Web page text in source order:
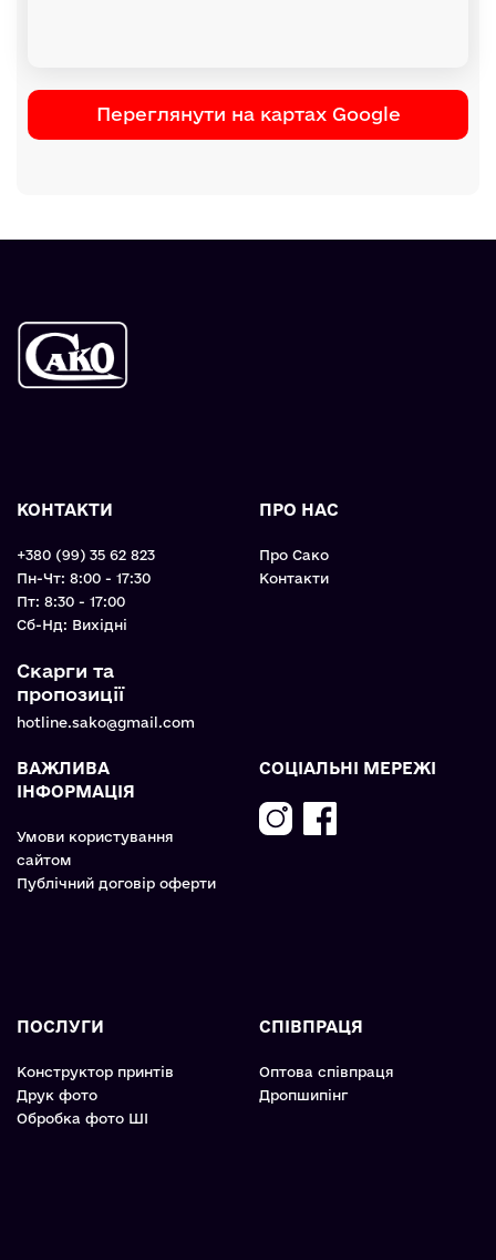
Переглянути на картах Google
КОНТАКТИ
+380 (99) 35 62 823
Пн-Чт: 8:00 - 17:30
Пт: 8:30 - 17:00
Cб-Нд: Вихідні
Скарги та
пропозиції
hotline.sako@gmail.com
ПРО НАС
Про Сако
Контакти
ВАЖЛИВА
ІНФОРМАЦІЯ
Умови користування
сайтом
Публічний договір оферти
СОЦІАЛЬНІ МЕРЕЖІ
ПОСЛУГИ
Конструктор принтів
Друк фото
Обробка фото ШІ
СПІВПРАЦЯ
Оптова співпраця
Дропшипінг